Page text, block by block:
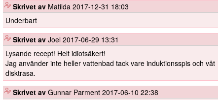
Skrivet av Matilda 2017-12-31 18:03
Underbart
Skrivet av Joel 2017-06-29 13:31
Lysande recept! Helt idiotsäkert!
Jag använder inte heller vattenbad tack vare induktionsspis och våt
disktrasa.
Skrivet av Gunnar Parment 2017-06-10 22:38